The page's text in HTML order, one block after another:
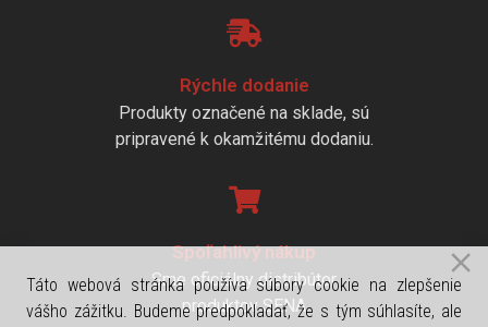
Rýchle dodanie
Produkty označené na sklade, sú
pripravené k okamžitému dodaniu.
Spoľahlivý nákup
Sme oficiálny distribútor
produktov SENA
Táto webová stránka používa súbory cookie na zlepšenie
vášho zážitku. Budeme predpokladať, že s tým súhlasíte, ale